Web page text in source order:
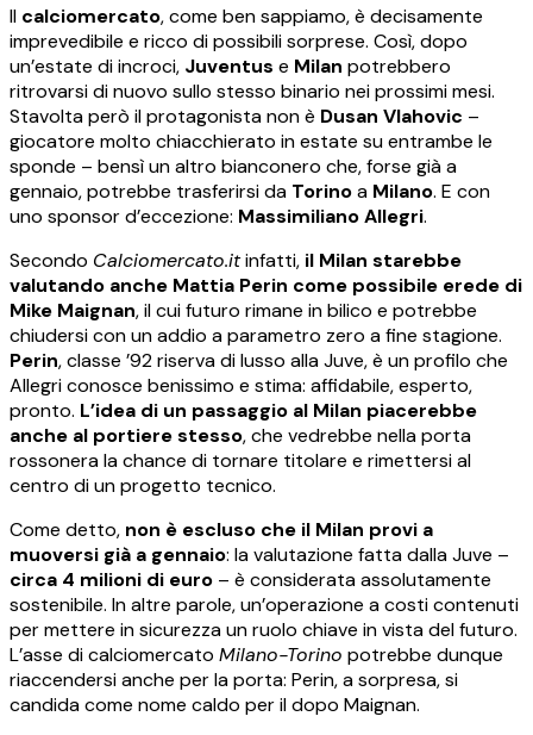
Il calciomercato, come ben sappiamo, è decisamente
imprevedibile e ricco di possibili sorprese. Così, dopo
un’estate di incroci, Juventus e Milan potrebbero
ritrovarsi di nuovo sullo stesso binario nei prossimi mesi.
Stavolta però il protagonista non è Dusan Vlahovic –
giocatore molto chiacchierato in estate su entrambe le
sponde – bensì un altro bianconero che, forse già a
gennaio, potrebbe trasferirsi da Torinoa Milano. E con
uno sponsor d’eccezione: Massimiliano Allegri.
Secondo Calciomercato.itinfatti, il Milan starebbe
valutando anche Mattia Perin come possibile erede di
Mike Maignan, il cui futuro rimane in bilico e potrebbe
chiudersi con un addio a parametro zero a fine stagione.
Perin, classe ’92 riserva di lusso alla Juve, è un profilo che
Allegri conosce benissimo e stima: affidabile, esperto,
pronto. L’idea di un passaggio al Milan piacerebbe
anche al portiere stesso, che vedrebbe nella porta
rossonera la chance di tornare titolare e rimettersi al
centro di un progetto tecnico.
Come detto, non è escluso che il Milan provi a
muoversi già a gennaio: la valutazione fatta dalla Juve –
circa 4 milioni di euro – è considerata assolutamente
sostenibile. In altre parole, un’operazione a costi contenuti
per mettere in sicurezza un ruolo chiave in vista del futuro.
L’asse di calciomercato Milano-Torino potrebbe dunque
riaccendersi anche per la porta: Perin, a sorpresa, si
candida come nome caldo per il dopo Maignan.